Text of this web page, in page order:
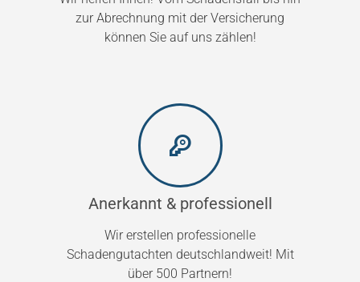
zur Abrechnung mit der Versicherung
können Sie auf uns zählen!
Anerkannt & professionell
Wir erstellen professionelle
Schadengutachten deutschlandweit! Mit
über 500 Partnern!